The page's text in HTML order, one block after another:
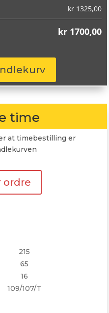
kr1325,00
kr1700,00
time
at timebestilling er
ordre
215
65
16
109/107/T